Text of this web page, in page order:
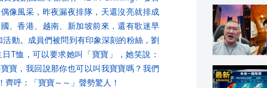
像風采，昨夜漏夜排隊，天還沒亮就排成
、香港、越南、新加坡前來，還有歌迷早
動。成員們被問到有印象深刻的粉絲，劉
T恤，可以要求她叫「寶寶」，她笑說：
寶，我回說那你也可以叫我寶寶嗎？我們
呼：「寶寶～～」聲勢驚人！